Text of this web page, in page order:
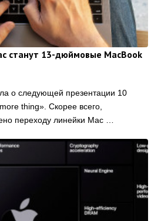
станут 13-дюймовые MacBook
о следующей презентации 10
thing». Скорее всего,
переходу линейки Mac …